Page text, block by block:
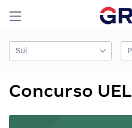
Concurso UEL